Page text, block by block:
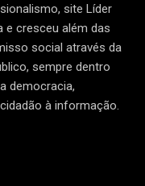
site Líder
e cresceu além das
social através da
sempre dentro
democracia,
à informação.